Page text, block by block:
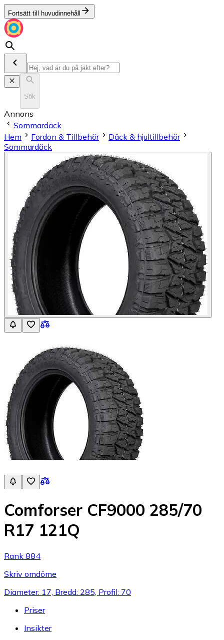
Fortsätt till huvudinnehåll
Sök
Annons
Sommardäck
Hem
Fordon & Tillbehör
Däck & hjultillbehör
Sommardäck
Comforser CF9000 285/70
R17 121Q
Rank 884
Skriv omdöme
Diameter: 17, Bredd: 285, Profil: 70
Priser
Insikter